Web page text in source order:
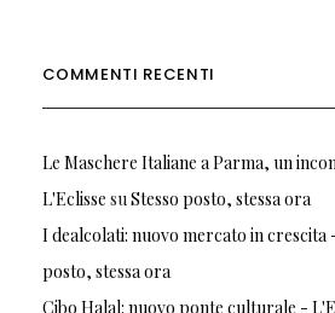
COMMENTI RECENTI
Le Maschere Italiane a Parma, un
L'Eclisse suStesso posto, stessa ora
I dealcolati: nuovo mercato in crescita
posto, stessa ora
Cibo Halal: nuovo ponte culturale -